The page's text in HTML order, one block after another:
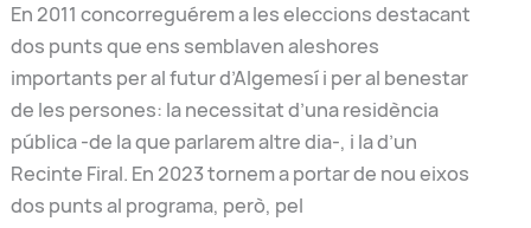
En 2011 concorreguérem a les eleccions destacant
dos punts que ens semblaven aleshores
importants per al futur d’Algemesí i per al benestar
de les persones: la necessitat d’una residència
pública -de la que parlarem altre dia-, i la d’un
Recinte Firal. En 2023 tornem a portar de nou eixos
dos punts al programa, però, pel